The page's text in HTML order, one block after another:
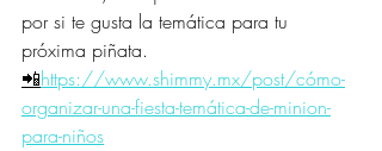
por si te gusta la temática para tu
próxima piñata.
📲https://www.shimmy.mx/post/cómo-
organizar-una-fiesta-temática-de-minion-
para-niños